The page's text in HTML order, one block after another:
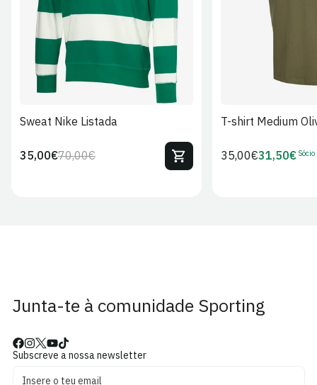
Sweat Nike Listada
Preço
70,00€Preço
35,00€
T-shirt Medium
Preço
35,00€Preço
31,50€ Sócio
Junta-te à comunidade Sporting
Subscreve a nossa newsletter